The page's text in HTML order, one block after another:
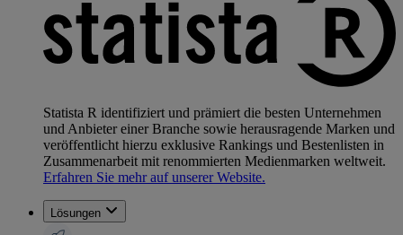
Statista R identifiziert und prämiert die besten Unternehmen
und Anbieter einer Branche sowie herausragende Marken und
veröffentlicht hierzu exklusive Rankings und Bestenlisten in
Zusammenarbeit mit renommierten Medienmarken weltweit.
Erfahren Sie mehr auf unserer Website.
Lösungen